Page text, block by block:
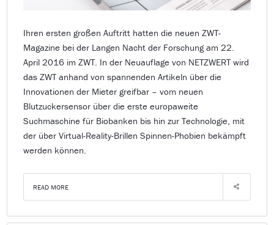
Ihren ersten großen Auftritt hatten die neuen ZWT-
Magazine bei der Langen Nacht der Forschung am 22.
April 2016 im ZWT. In der Neuauflage von NETZWERT wird
das ZWT anhand von spannenden Artikeln über die
Innovationen der Mieter greifbar – vom neuen
Blutzuckersensor über die erste europaweite
Suchmaschine für Biobanken bis hin zur Technologie, mit
der über Virtual-Reality-Brillen Spinnen-Phobien bekämpft
werden können.
READ MORE